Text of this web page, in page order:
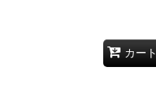
カー